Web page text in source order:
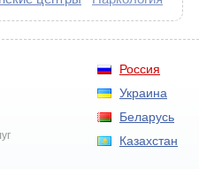
Россия
Украина
Беларусь
Казахстан